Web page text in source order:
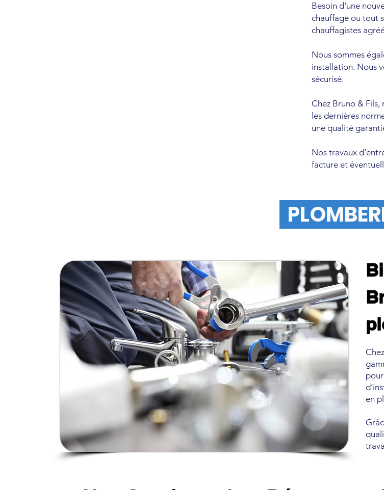
Besoin d'une
chauffage ou tout
chauffagistes
Nous sommes
installation. Nous
sécurisé.
Chez Bruno &
les dernières
une qualité
Nos travaux
facture et
en